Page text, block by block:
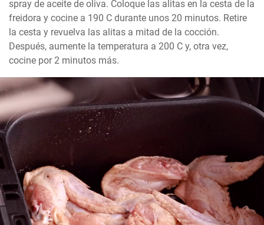
spray de aceite de oliva. Coloque las alitas en la cesta de la
freidora y cocine a 190 C durante unos 20 minutos. Retire
la cesta y revuelva las alitas a mitad de la cocción.
Después, aumente la temperatura a 200 C y, otra vez,
cocine por 2 minutos más.